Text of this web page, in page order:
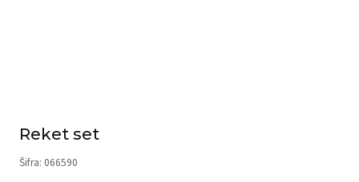
Reket set
Šifra: 066590